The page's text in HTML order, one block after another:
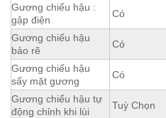
Gương chiếu hậu :
gập điện
Có
Gương chiếu hậu
bảo rẽ
Có
Gương chiếu hậu
sấy mặt gương
Có
Gương chiếu hậu tự
động chỉnh khi lùi
Tuỳ Chọn